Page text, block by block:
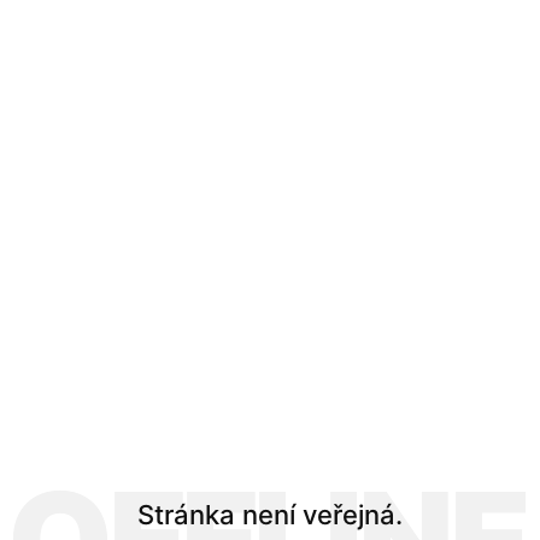
Stránka není veřejná.